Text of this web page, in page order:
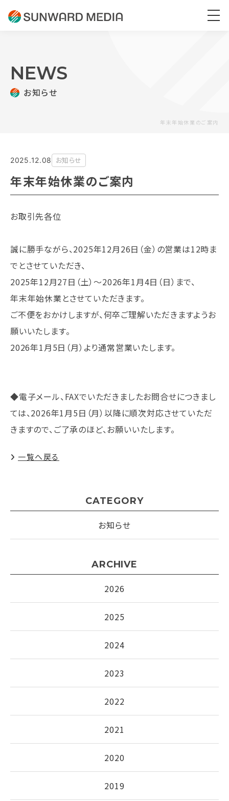
NEWS
お知らせ
年末年始休業のご案内
2025.12.08 お知らせ
年末年始休業のご案内
お取引先各位
誠に勝手ながら、2025年12月26日（金）の営業は12時ま
でとさせていただき、
2025年12月27日（土）～2026年1月4日（日）まで、
年末年始休業とさせていただきます。
ご不便をおかけしますが、何卒ご理解いただきますようお
願いいたします。
2026年1月5日（月）より通常営業いたします。
​​​​​​◆電子メール、FAXでいただきましたお問合せにつきまし
ては、2026年1月5日（月）以降に順次対応させていただ
きますので、ご了承のほど、お願いいたします。
一覧へ戻る
CATEGORY
お知らせ
ARCHIVE
2026
2025
2024
2023
2022
2021
2020
2019